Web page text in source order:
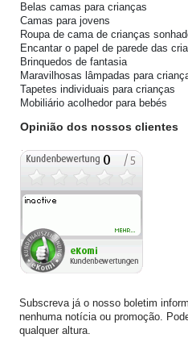
Belas camas para crianças
Camas para jovens
Roupa de cama de crianças
Encantar o papel de parede das
Brinquedos de fantasia
Maravilhosas lâmpadas para
Tapetes individuais para crianças
Mobiliário acolhedor para bebés
Opinião dos nossos clientes
Subscreva já o nosso boletim
nenhuma notícia ou promoção.
qualquer altura.